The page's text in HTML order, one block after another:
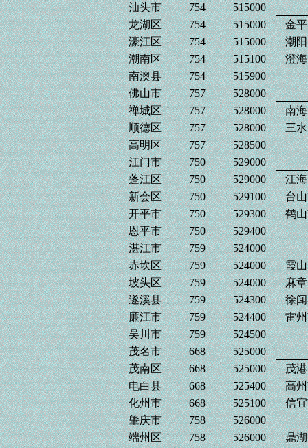
汕头市
754
515000
龙湖区
754 515000
金
濠江区
754 515000
潮
潮南区
754 515100
澄
南澳县
754
515900
佛山市
757
528000
禅城区
757 528000
南
顺德区
757 528000
三
高明区
757
528500
江门市
750
529000
蓬江区
750 529000
江
新会区
750 529100
台
开平市
750 529300
鹤
恩平市
750
529400
湛江市
759
524000
赤坎区
759 524000
霞
坡头区
759 524000
麻
遂溪县
759 524300
徐
廉江市
759 524400
雷
吴川市
759
524500
茂名市
668
525000
茂南区
668 525000
茂
电白县
668 525400
高
化州市
668 525100
信
肇庆市
758
526000
端州区
758 526000
鼎